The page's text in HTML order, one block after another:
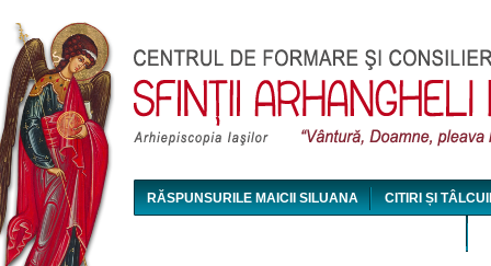
RĂSPUNSURILE MAICII SILUANA CITIRI ȘI